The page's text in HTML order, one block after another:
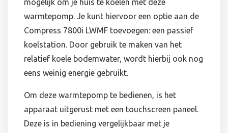
mogelijk om je huis te koelen met deze
warmtepomp. Je kunt hiervoor een optie aan de
Compress 7800i LWMF toevoegen: een passief
koelstation. Door gebruik te maken van het
relatief koele bodemwater, wordt hierbij ook nog
eens weinig energie gebruikt.
Om deze warmtepomp te bedienen, is het
apparaat uitgerust met een touchscreen paneel.
Deze is in bediening vergelijkbaar met je